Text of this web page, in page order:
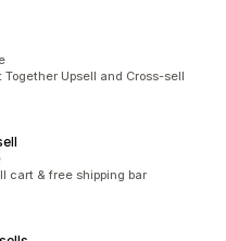
Upsell and Cross-sell
cart & free shipping bar